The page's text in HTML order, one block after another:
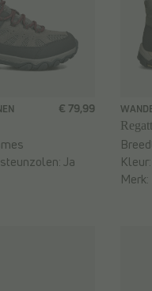
€ 79,99
Ja
Kleur:
Merk: